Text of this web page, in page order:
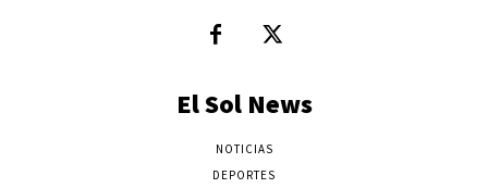
El Sol News
NOTICIAS
DEPORTES